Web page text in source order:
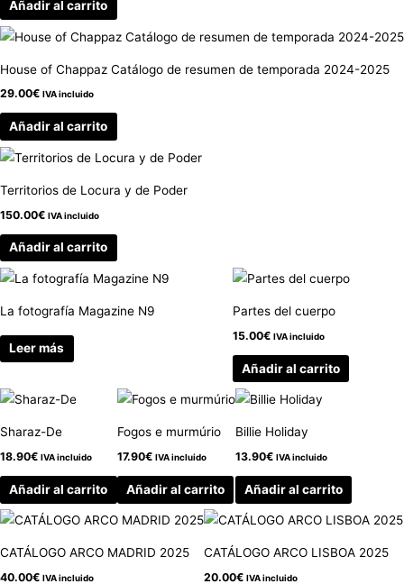
Añadir al carrito
House of Chappaz Catálogo de resumen de temporada 2024-2025
29.00€ IVA incluido
Añadir al carrito
Territorios de Locura y de Poder
150.00€ IVA incluido
Añadir al carrito
La fotografía Magazine N9
Leer más
Partes del cuerpo
15.00€ IVA incluido
Añadir al carrito
Sharaz-De
18.90€ IVA incluido
Añadir al carrito
Fogos e murmúrio
17.90€ IVA incluido
Añadir al carrito
Billie Holiday
13.90€ IVA incluido
Añadir al carrito
CATÁLOGO ARCO MADRID 2025
40.00€ IVA incluido
CATÁLOGO ARCO LISBOA 2025
20.00€ IVA incluido